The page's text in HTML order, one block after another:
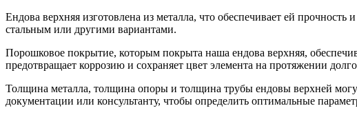
Ендова верхняя изготовлена из металла, что обеспечивает ей
стальным или другими вариантами.
Порошковое покрытие, которым покрыта наша ендова верхняя,
предотвращает коррозию и сохраняет цвет элемента на протяжении
Толщина металла, толщина опоры и толщина трубы ендовы верхней
документации или консультанту, чтобы определить оптимальные